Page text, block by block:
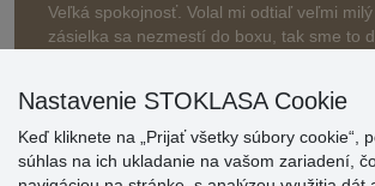
Veľká spokojnosť. Volal mi odtiaľ veľmi
zásielka sa nezmestí do boxu, tak sme to
» Aktuálne 6948 recenzií
Nastavenie STOKLASA Cookie
Keď kliknete na „Prijať všetky súbory cookie“,
súhlas na ich ukladanie na vašom zariadení,